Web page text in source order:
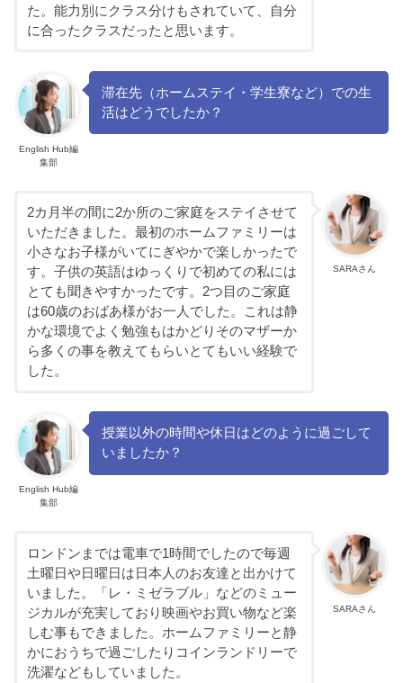
た。能力別にクラス分けもされていて、自分
に合ったクラスだったと思います。
English Hub編
集部
滞在先（ホームステイ・学生寮など）での生
活はどうでしたか？
SARAさん
2カ月半の間に2か所のご家庭をステイさせて
いただきました。最初のホームファミリーは
小さなお子様がいてにぎやかで楽しかったで
す。子供の英語はゆっくりで初めての私には
とても聞きやすかったです。2つ目のご家庭
は60歳のおばあ様がお一人でした。これは静
かな環境でよく勉強もはかどりそのマザーか
ら多くの事を教えてもらいとてもいい経験で
した。
English Hub編
集部
授業以外の時間や休日はどのように過ごして
いましたか？
SARAさん
ロンドンまでは電車で1時間でしたので毎週
土曜日や日曜日は日本人のお友達と出かけて
いました。「レ・ミゼラブル」などのミュー
ジカルが充実しており映画やお買い物など楽
しむ事もできました。ホームファミリーと静
かにおうちで過ごしたりコインランドリーで
洗濯などもしていました。